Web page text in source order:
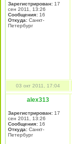
Зарегистрирован: 17
сен 2011, 13:26
Сообщения: 16
Откуда: Санкт-
Петербург
03 окт 2011, 17:04
alex313
Зарегистрирован: 17
сен 2011, 13:26
Сообщения: 16
Откуда: Санкт-
Петербург